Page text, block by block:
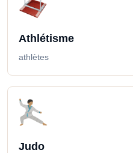
Athlétisme
athlètes
Judo